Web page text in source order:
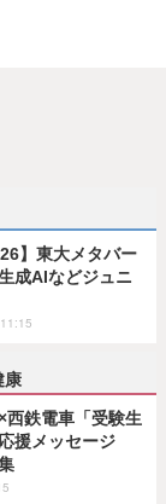
】東大メタバー
成AIなどジュニ
康
西鉄電車「受験生
援メッセージ